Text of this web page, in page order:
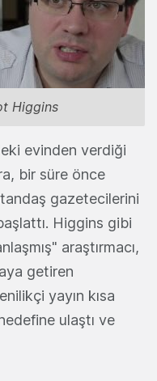
Higgins
evinden verdiği
bir süre önce
gazetecilerini
Higgins gibi
araştırmacı,
getiren
yayın kısa
ulaştı ve